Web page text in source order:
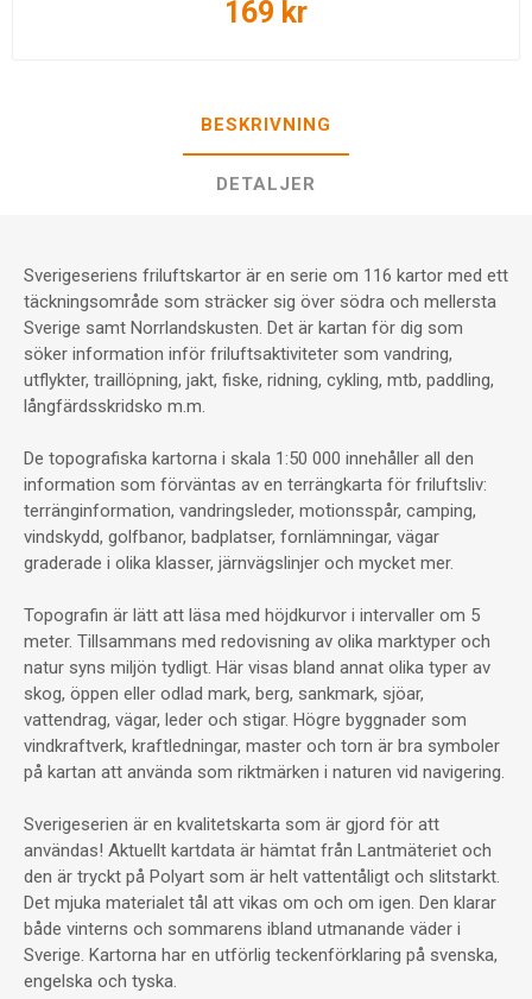
169 kr
BESKRIVNING
DETALJER
Sverigeseriens friluftskartor är en serie om 116 kartor med ett
täckningsområde som sträcker sig över södra och mellersta
Sverige samt Norrlandskusten. Det är kartan för dig som
söker information inför friluftsaktiviteter som vandring,
utflykter, traillöpning, jakt, fiske, ridning, cykling, mtb, paddling,
långfärdsskridsko m.m.
De topografiska kartorna i skala 1:50 000 innehåller all den
information som förväntas av en terrängkarta för friluftsliv:
terränginformation, vandringsleder, motionsspår, camping,
vindskydd, golfbanor, badplatser, fornlämningar, vägar
graderade i olika klasser, järnvägslinjer och mycket mer.
Topografin är lätt att läsa med höjdkurvor i intervaller om 5
meter. Tillsammans med redovisning av olika marktyper och
natur syns miljön tydligt. Här visas bland annat olika typer av
skog, öppen eller odlad mark, berg, sankmark, sjöar,
vattendrag, vägar, leder och stigar. Högre byggnader som
vindkraftverk, kraftledningar, master och torn är bra symboler
på kartan att använda som riktmärken i naturen vid navigering.
Sverigeserien är en kvalitetskarta som är gjord för att
användas! Aktuellt kartdata är hämtat från Lantmäteriet och
den är tryckt på Polyart som är helt vattentåligt och slitstarkt.
Det mjuka materialet tål att vikas om och om igen. Den klarar
både vinterns och sommarens ibland utmanande väder i
Sverige. Kartorna har en utförlig teckenförklaring på svenska,
engelska och tyska.